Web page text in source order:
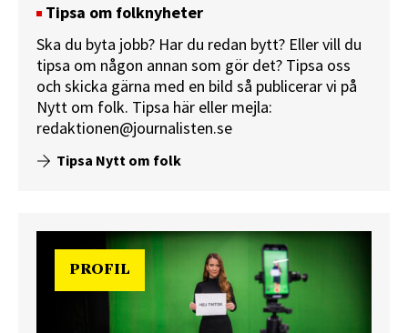
Tipsa om folknyheter
Ska du byta jobb? Har du redan bytt? Eller vill du
tipsa om någon annan som gör det? Tipsa oss
och skicka gärna med en bild så publicerar vi på
Nytt om folk. Tipsa här eller mejla:
redaktionen@journalisten.se
Tipsa Nytt om folk
PROFIL